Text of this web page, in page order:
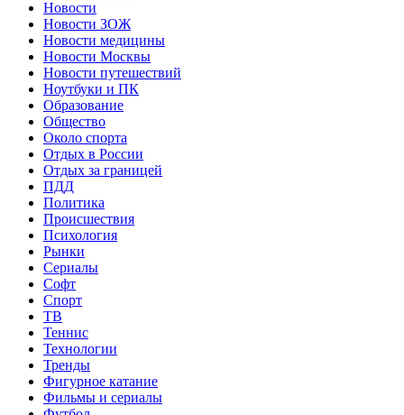
Новости
Новости ЗОЖ
Новости медицины
Новости Москвы
Новости путешествий
Ноутбуки и ПК
Образование
Общество
Около спорта
Отдых в России
Отдых за границей
ПДД
Политика
Происшествия
Психология
Рынки
Сериалы
Софт
Спорт
ТВ
Теннис
Технологии
Тренды
Фигурное катание
Фильмы и сериалы